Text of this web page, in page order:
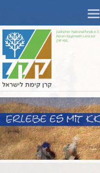
Jüdischer Nationalfonds e.V.
Keren Kayemeth LeIsrael
JNF-KKL